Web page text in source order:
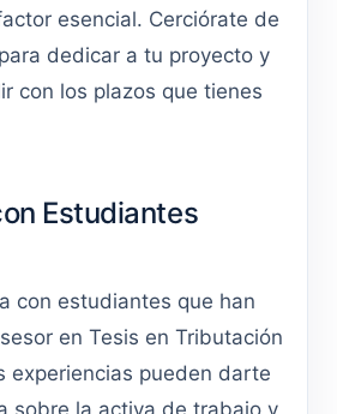
esencial. Cerciórate de
dedicar a tu proyecto y
con los plazos que tienes
Estudiantes
con estudiantes que han
en Tesis en Tributación
experiencias pueden darte